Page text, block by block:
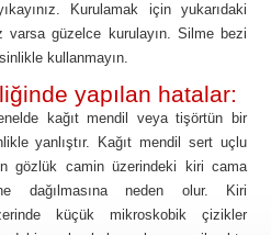
Kurulamak için yukarıdaki
güzelce kurulayın. Silme bezi
kullanmayın.
yapılan hatalar:
kağıt mendil veya tişörtün bir
yanlıştır. Kağıt mendil sert uçlu
gözlük camin üzerindeki kiri cama
dağılmasına neden olur. Kiri
küçük mikroskobik çizikler